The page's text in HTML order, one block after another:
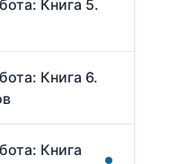
Книга 5.
Книга 6.
Книга